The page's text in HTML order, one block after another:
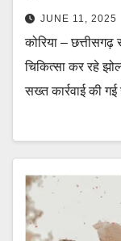
JUNE 11, 2025
कोरिया –
चिकित्सा कर रहे
सख्त कार्रवाई की